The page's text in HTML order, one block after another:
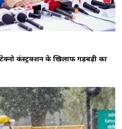
कंस्ट्रक्शन के खिलाफ गड़बड़ी का